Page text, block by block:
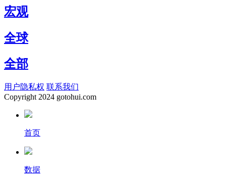
宏观
全球
全部
用户隐私权 联系我们
Copyright 2024 gotohui.com
首页
数据